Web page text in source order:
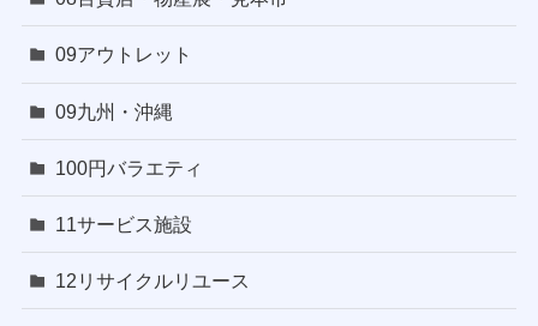
09アウトレット
09九州・沖縄
100円バラエティ
11サービス施設
12リサイクルリユース